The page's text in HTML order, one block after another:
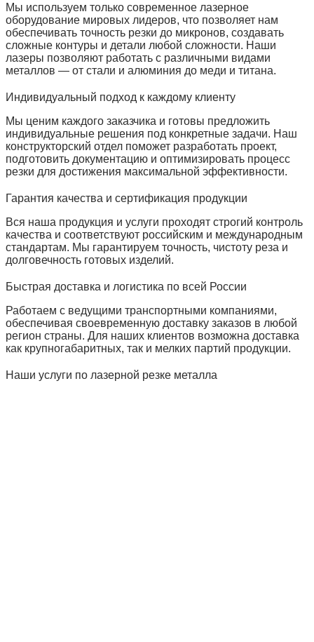
Мы используем только современное лазерное
оборудование мировых лидеров, что позволяет нам
обеспечивать точность резки до микронов, создавать
сложные контуры и детали любой сложности. Наши
лазеры позволяют работать с различными видами
металлов — от стали и алюминия до меди и титана.
Индивидуальный подход к каждому клиенту
Мы ценим каждого заказчика и готовы предложить
индивидуальные решения под конкретные задачи. Наш
конструкторский отдел поможет разработать проект,
подготовить документацию и оптимизировать процесс
резки для достижения максимальной эффективности.
Гарантия качества и сертификация продукции
Вся наша продукция и услуги проходят строгий контроль
качества и соответствуют российским и международным
стандартам. Мы гарантируем точность, чистоту реза и
долговечность готовых изделий.
Быстрая доставка и логистика по всей России
Работаем с ведущими транспортными компаниями,
обеспечивая своевременную доставку заказов в любой
регион страны. Для наших клиентов возможна доставка
как крупногабаритных, так и мелких партий продукции.
Наши услуги по лазерной резке металла